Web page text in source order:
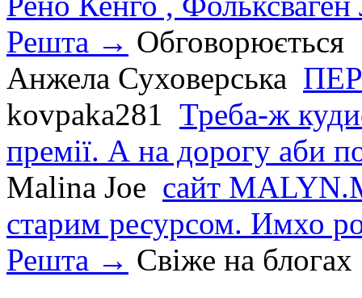
Решта → Обговорюється
Анжела Суховерська
kovpaka281 Треба-ж
премії. А на дорогу аби
Malina Joe сайт
старим ресурсом. Имхо
Решта → Свіже на блогах